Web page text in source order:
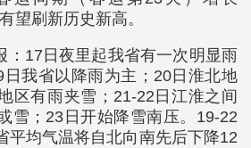
望刷新历史新高。
：17日夜里起我省有一次明显雨
我省以降雨为主；20日淮北地
区有雨夹雪；21-22日江淮之间
雪；23日开始降雪南压。19-22
平均气温将自北向南先后下降12